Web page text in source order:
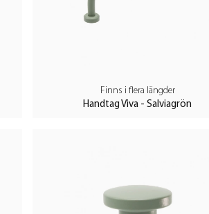
i ditt
Finns i flera längder
Handtag Viva - Salviagrön